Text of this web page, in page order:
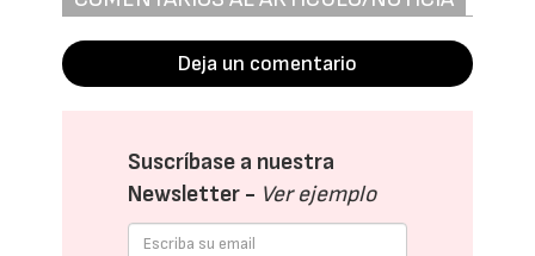
Deja un comentario
Suscríbase a nuestra
Newsletter - Ver ejemplo